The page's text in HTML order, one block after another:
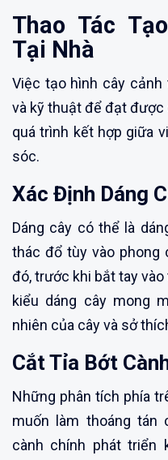
Thao Tác
Tại Nhà
Việc tạo hình cây
và kỹ thuật để đạt được
quá trình kết hợp giữa
sóc.
Xác Định Dáng
Dáng cây có thể là
thác đổ tùy vào phong
đó, trước khi bắt tay
kiểu dáng cây mong
nhiên của cây và sở
Cắt Tỉa Bớt
Những phân tích phía
muốn làm thoáng tán
cành chính phát triển